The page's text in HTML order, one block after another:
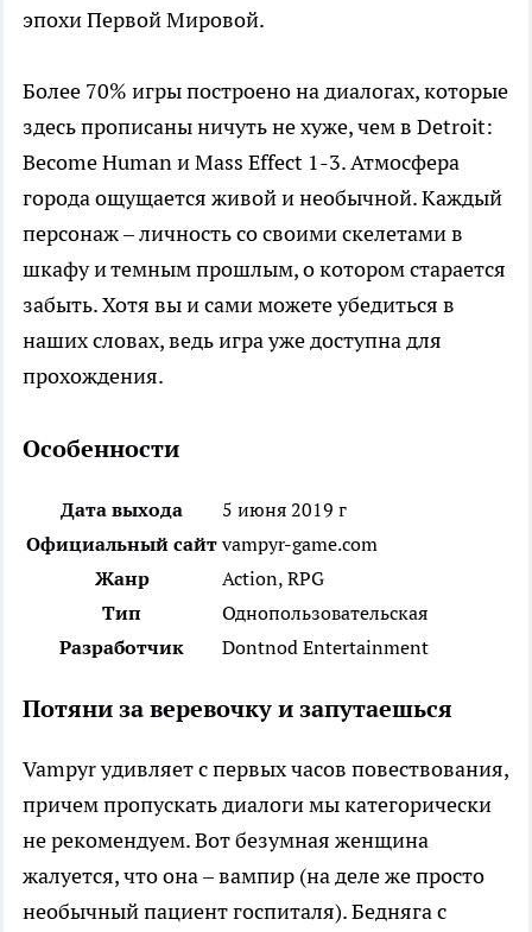
эпохи Первой Мировой.
Более 70% игры построено на диалогах, которые
здесь прописаны ничуть не хуже, чем в Detroit:
Become Human и Mass Effect 1-3. Атмосфера
города ощущается живой и необычной. Каждый
персонаж – личность со своими скелетами в
шкафу и темным прошлым, о котором старается
забыть. Хотя вы и сами можете убедиться в
наших словах, ведь игра уже доступна для
прохождения.
Особенности
Дата выхода
5 июня 2019 г
Официальный сайт vampyr-game.com
Жанр
Action, RPG
Тип
Однопользовательская
Разработчик
Dontnod Entertainment
Потяни за веревочку и запутаешься
Vampyr удивляет с первых часов повествования,
причем пропускать диалоги мы категорически
не рекомендуем. Вот безумная женщина
жалуется, что она – вампир (на деле же просто
необычный пациент госпиталя). Бедняга с